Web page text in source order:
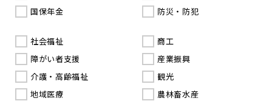
国保年金
防災・防犯
社会福祉
障がい者支援
介護・高齢福祉
地域医療
商工
産業振興
観光
農林畜水産